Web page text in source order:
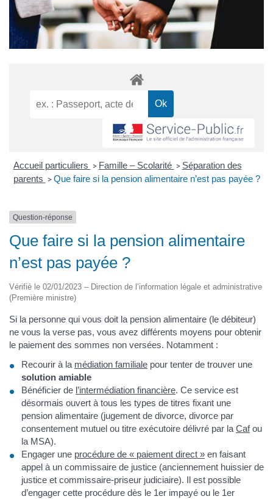
Accueil particuliers > Famille – Scolarité > Séparation des
parents > Que faire si la pension alimentaire n’est pas payée ?
Question-réponse
Que faire si la pension alimentaire
n’est pas payée ?
Vérifié le 02/01/2023 – Direction de l’information légale et administrative
(Première ministre)
Si la personne qui vous doit la pension alimentaire (le débiteur)
ne vous la verse pas, vous avez différents moyens pour obtenir
le paiement des sommes non versées. Notamment :
Recourir à la médiation familiale pour tenter de trouver une
solution amiable
Bénéficier de l’intermédiation financière. Ce service est
désormais ouvert à tous les types de titres fixant une
pension alimentaire (jugement de divorce, divorce par
consentement mutuel ou titre exécutoire délivré par la Cafou
la MSA).
Engager une procédure de « paiement direct » en faisant
appel à un commissaire de justice (anciennement huissier de
justice et commissaire-priseur judiciaire). Il est possible
d’engager cette procédure dès le 1er impayé ou le 1er